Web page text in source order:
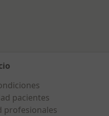
pacientes
profesionales